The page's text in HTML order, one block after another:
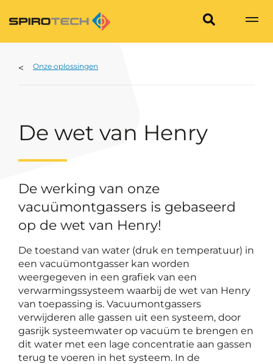
Onze oplossingen
De wet van Henry
De werking van onze
vacuümontgassers is gebaseerd
op de wet van Henry!
De toestand van water (druk en temperatuur) in
een vacuümontgasser kan worden
weergegeven in een grafiek van een
verwarmingssysteem waarbij de wet van Henry
van toepassing is. Vacuumontgassers
verwijderen alle gassen uit een systeem, door
gasrijk systeemwater op vacuüm te brengen en
dit water met een lage concentratie aan gassen
terug te voeren in het systeem. In de